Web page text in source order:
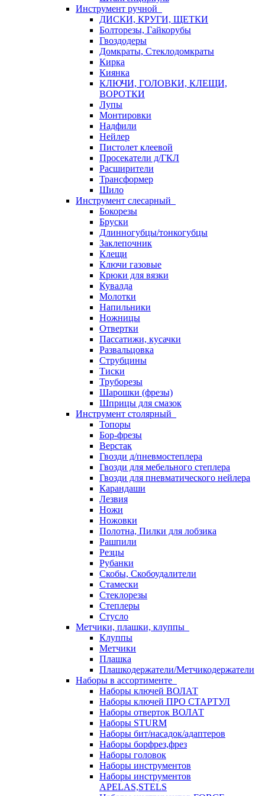
Инструмент ручной
ДИСКИ, КРУГИ, ЩЕТКИ
Болторезы, Гайкорубы
Гвоздодеры
Домкраты, Стеклодомкраты
Кирка
Киянка
КЛЮЧИ, ГОЛОВКИ, КЛЕЩИ,
ВОРОТКИ
Лупы
Монтировки
Надфили
Нейлер
Пистолет клеевой
Просекатели д/ГКЛ
Расширители
Трансформер
Шило
Инструмент слесарный
Бокорезы
Бруски
Длинногубцы/тонкогубцы
Заклепочник
Клещи
Ключи газовые
Крюки для вязки
Кувалда
Молотки
Напильники
Ножницы
Отвертки
Пассатижи, кусачки
Развальцовка
Струбцины
Тиски
Труборезы
Шарошки (фрезы)
Шприцы для смазок
Инструмент столярный
Топоры
Бор-фрезы
Верстак
Гвозди д/пневмостеплера
Гвозди для мебельного степлера
Гвозди для пневматического нейлера
Карандаши
Лезвия
Ножи
Ножовки
Полотна, Пилки для лобзика
Рашпили
Резцы
Рубанки
Скобы, Скобоудалители
Стамески
Стеклорезы
Степлеры
Стусло
Метчики, плашки, клуппы
Клуппы
Метчики
Плашка
Плашкодержатели/Метчикодержатели
Наборы в ассортименте
Наборы ключей ВОЛАТ
Наборы ключей ПРО СТАРТУЛ
Наборы отверток ВОЛАТ
Наборы STURM
Наборы бит/насадок/адаптеров
Наборы борфрез,фрез
Наборы головок
Наборы инструментов
Наборы инструментов
APELAS,STELS